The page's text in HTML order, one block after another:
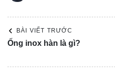
BÀI VIẾT TRƯỚC
Ống inox hàn là gì?